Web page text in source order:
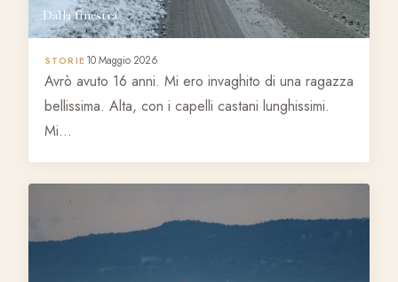
Dalla finestra
STORIE 10 Maggio 2026
Avrò avuto 16 anni. Mi ero invaghito di una ragazza
bellissima. Alta, con i capelli castani lunghissimi.
Mi…